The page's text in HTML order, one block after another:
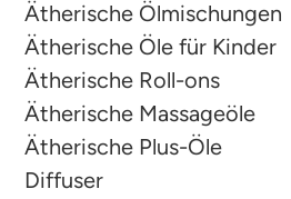
Ätherische Ölmischungen
Ätherische Öle für Kinder
Ätherische Roll-ons
Ätherische Massageöle
Ätherische Plus-Öle
Diffuser